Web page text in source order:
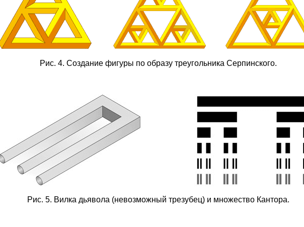
Рис. 4. Создание фигуры по образу треугольника Серпинского.
Рис. 5. Вилка дьявола (невозможный трезубец) и множество Кантора.